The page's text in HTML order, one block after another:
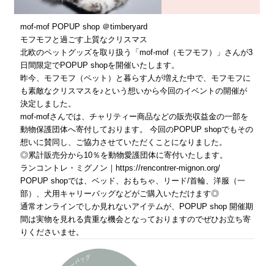
mof-mof POPUP shop ＠timberyard
モフモフと過ごす上質なクリスマス
北欧のペットグッズを取り扱う「mof-mof（モフモフ）」さんが3
日間限定でPOPUP shopを開催いたします。
昨今、モフモフ（ペット）と暮らす人が増えた中で、モフモフに
も素敵なクリスマスを♪という想いから今回のイベントの開催が
決定しました。
mof-mofさんでは、チャリティー商品などの販売収益金の一部を
動物保護団体へ寄付しております。 今回のPOPUP shopでもその
想いに賛同し、ご協力させていただくことになりました。
◎累計販売分から10％を動物愛護団体に寄付いたします。
ランコントレ・ミグノン｜ https://rencontrer-mignon.org/
POPUP shopでは、ベッド、おもちゃ、リード/首輪、洋服（一
部）、犬用キャリーバッグなどがご購入いただけます◎
通常オンラインでしか見れないアイテムが、POPUP shop 開催期
間は実物を見れる貴重な機会となっておりますのでぜひお立ち寄
りくださいませ。